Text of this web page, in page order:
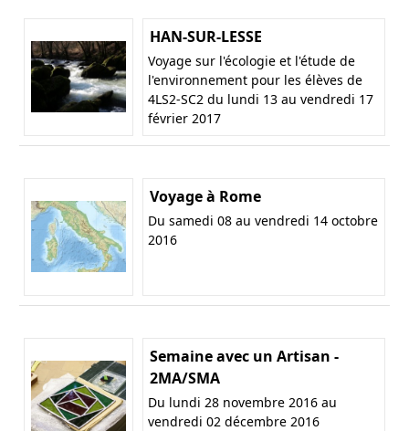
HAN-SUR-LESSE
Voyage sur l'écologie et l'étude de
l'environnement pour les élèves de
4LS2-SC2 du lundi 13 au vendredi 17
février 2017
Voyage à Rome
Du samedi 08 au vendredi 14 octobre
2016
Semaine avec un Artisan -
2MA/SMA
Du lundi 28 novembre 2016 au
vendredi 02 décembre 2016